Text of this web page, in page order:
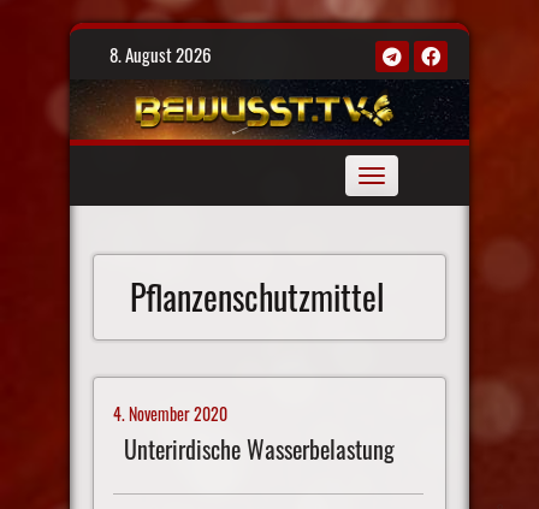
Skip
8. August 2026
Toggle
navigation
Pflanzenschutzmittel
4. November 2020
Unterirdische Wasserbelastung